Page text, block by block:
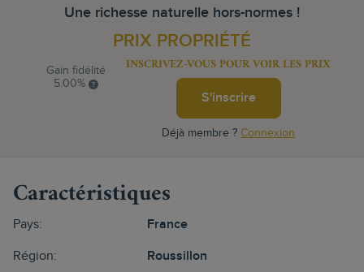
Une richesse naturelle hors-normes !
PRIX PROPRIÉTÉ
Gain fidélité
5.00%
INSCRIVEZ-VOUS POUR VOIR LES PRIX
S'inscrire
Déjà membre ? Connexion
Caractéristiques
Pays: France
Région: Roussillon